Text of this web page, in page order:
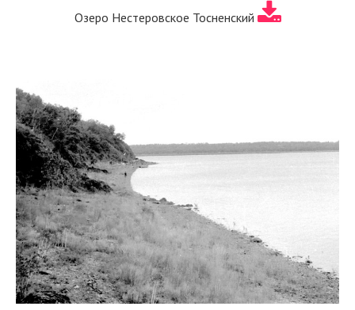
Озеро Нестеровское Тосненский